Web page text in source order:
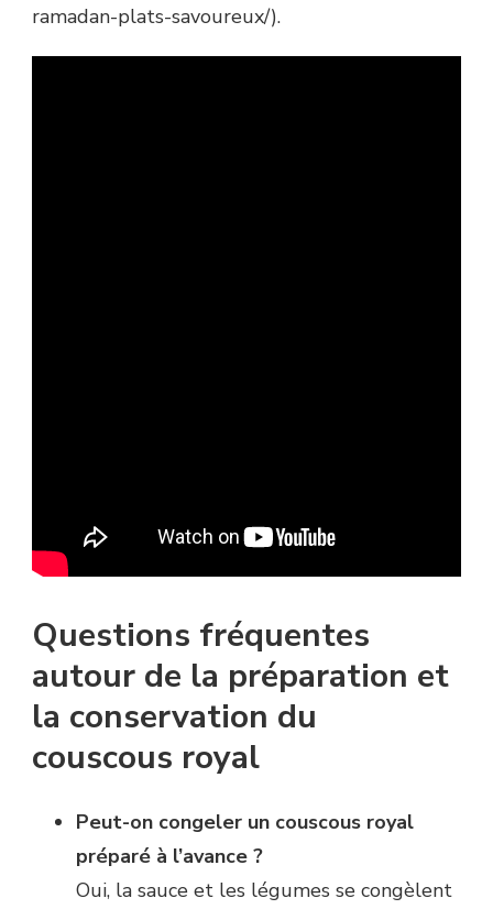
ramadan-plats-savoureux/).
Questions fréquentes
autour de la préparation et
la conservation du
couscous royal
Peut-on congeler un couscous royal
préparé à l’avance ?
Oui, la sauce et les légumes se congèlent